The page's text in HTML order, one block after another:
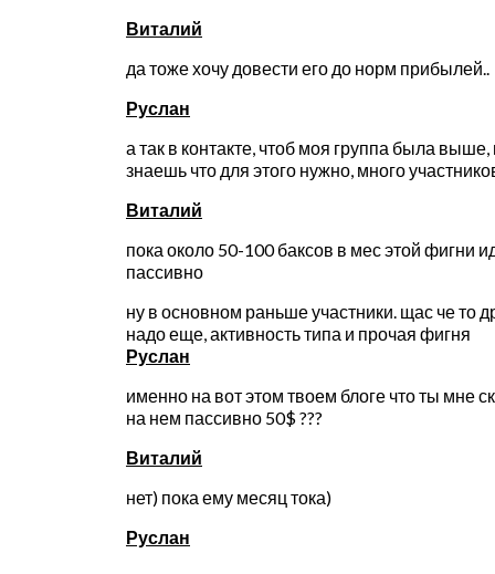
Виталий
да тоже хочу довести его до норм прибылей..
Руслан
а так в контакте, чтоб моя группа была выше,
знаешь что для этого нужно, много
Виталий
пока около 50-100 баксов в мес этой фигни
пассивно
ну в основном раньше участники. щас че то
надо еще, активность типа и прочая фигня
Руслан
именно на вот этом твоем блоге что ты мне
на нем пассивно 50$ ???
Виталий
нет) пока ему месяц тока)
Руслан